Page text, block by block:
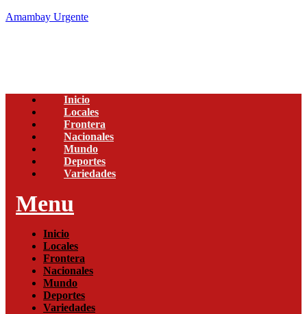
Amambay Urgente
Inicio
Locales
Frontera
Nacionales
Mundo
Deportes
Variedades
Menu
Inicio
Locales
Frontera
Nacionales
Mundo
Deportes
Variedades